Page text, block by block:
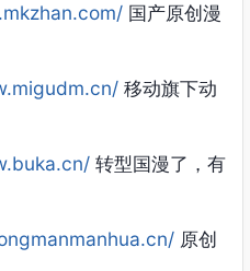
国产原创漫
移动旗下动
转型国漫了，有
原创